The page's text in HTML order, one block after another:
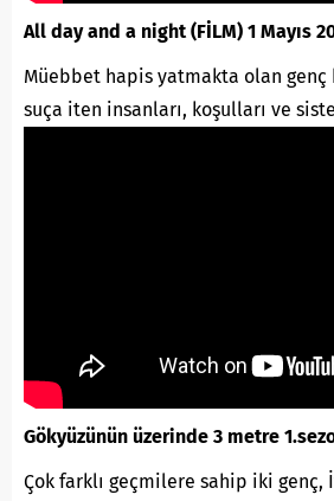
All day and a night (FİLM) 1 Mayıs
Müebbet hapis yatmakta olan
suça iten insanları, koşulları ve
Gökyüzünün üzerinde 3 metre
Çok farklı geçmilere sahip iki genç,